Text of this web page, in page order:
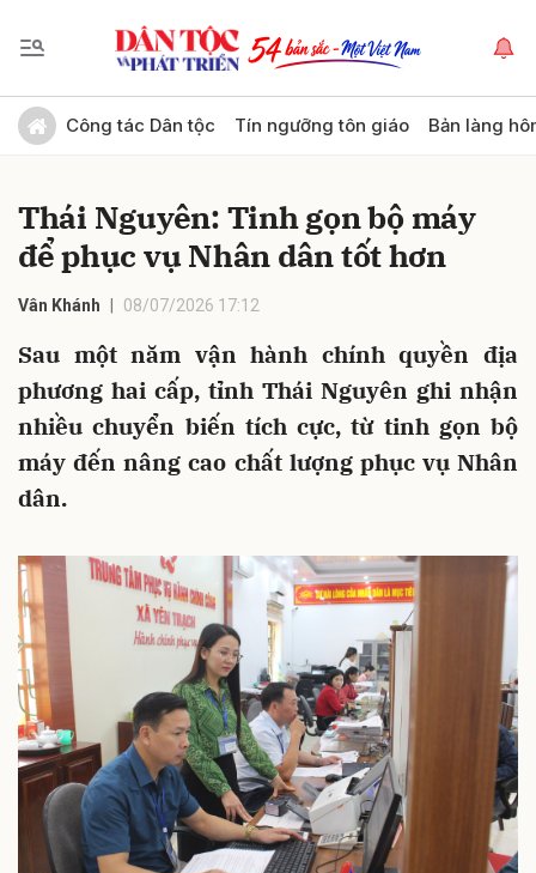
Công tác Dân tộc Tín ngưỡng tôn giáo Bản làng
Thái Nguyên: Tinh gọn bộ máy
để phục vụ Nhân dân tốt hơn
Vân Khánh 08/07/2026 17:12
Sau một năm vận hành chính quyền địa
phương hai cấp, tỉnh Thái Nguyên ghi nhận
nhiều chuyển biến tích cực, từ tinh gọn bộ
máy đến nâng cao chất lượng phục vụ Nhân
dân.
Gửi bình luận
Hủy Gửi